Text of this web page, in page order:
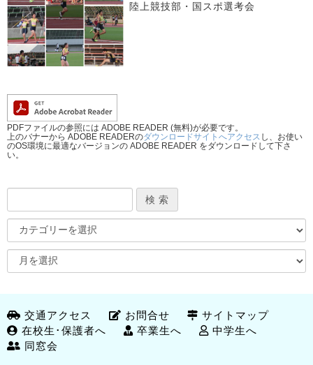
陸上競技部・国スポ選考会
PDFファイルの参照には ADOBE READER (無料)が必要です。
上のバナーから ADOBE READERのダウンロードサイトへアクセス し、お使い
のOS環境に最適なバージョンの ADOBE READER をダウンロードして下さ
い。
交通アクセス お問合せ
サイトマップ
在校生･保護者へ
卒業生へ
中学生へ
同窓会